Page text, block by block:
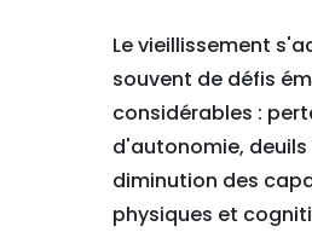
Le vieillissement
souvent de défis
considérables :
d'autonomie,
diminution des
physiques et